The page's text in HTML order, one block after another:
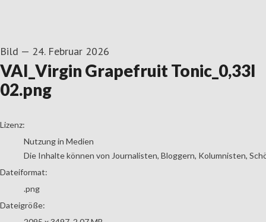
Bild — 24. Februar 2026
VAI_Virgin Grapefruit Tonic_0,33l
02.png
go to media item
Lizenz:
Nutzung in Medien
Die Inhalte können von Journalisten, Bloggern, Kolumnisten,
Dateiformat:
.png
Dateigröße: